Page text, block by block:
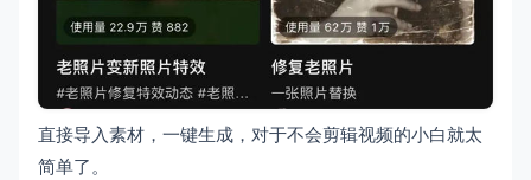
直接导入素材，一键生成，对于不会剪辑视频的小白就太
简单了。